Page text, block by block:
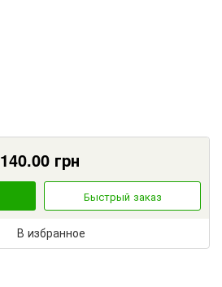
140.00 грн
Быстрый заказ
В избранное